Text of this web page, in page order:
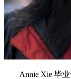
Annie Xie 毕业